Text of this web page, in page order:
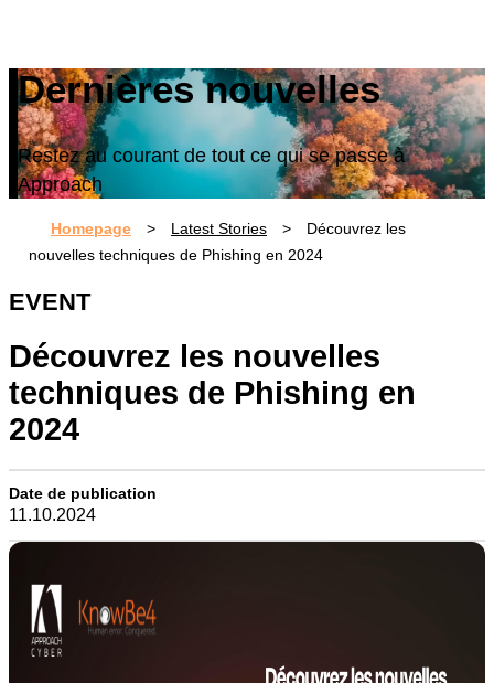
Dernières nouvelles
Restez au courant de tout ce qui se passe à
Approach
Homepage > Latest Stories >
Découvrez les
nouvelles techniques de Phishing en 2024
EVENT
Découvrez les nouvelles
techniques de Phishing en
2024
Date de publication
11.10.2024